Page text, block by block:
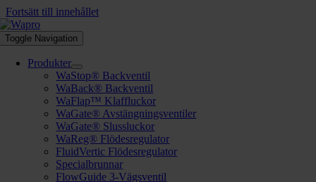
Fortsätt till innehållet
Toggle Navigation
Produkter
WaStop® Backventil
WaBack® Backventil
WaFlap™ Klaffluckor
WaGate® Avstängningsventiler
WaGate® Slussluckor
WaReg® Flödesregulator
FluidVertic Flödesregulator
Specialbrunnar
FlowGuide 3-Vägsventil